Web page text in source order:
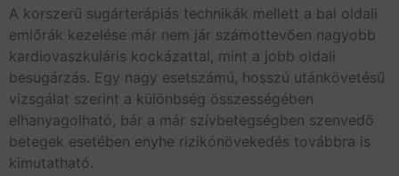
A korszerű sugárterápiás technikák mellett a bal oldali
emlőrák kezelése már nem jár számottevően nagyobb
kardiovaszkuláris kockázattal, mint a jobb oldali
besugárzás. Egy nagy esetszámú, hosszú utánkövetésű
vizsgálat szerint a különbség összességében
elhanyagolható, bár a már szívbetegségben szenvedő
betegek esetében enyhe rizikónövekedés továbbra is
kimutatható.